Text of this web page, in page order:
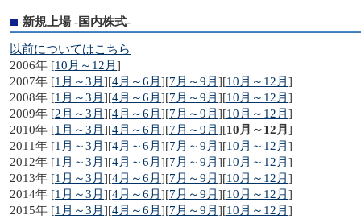
新規上場 -国内株式-
以前についてはこちら
2006年 [10月～12月 ]
2007年 [1月～3月 ][4月～6月 ][7月～9月 ][10月～12月 ]
2008年 [1月～3月 ][4月～6月 ][7月～9月 ][10月～12月 ]
2009年 [2月～3月 ][4月～6月 ][7月～9月 ][10月～12月 ]
2010年 [1月～3月 ][4月～6月 ][7月～9月 ][10月～12月 ]
2011年 [1月～3月 ][4月～6月 ][7月～9月 ][10月～12月 ]
2012年 [1月～3月 ][4月～6月 ][7月～9月 ][10月～12月 ]
2013年 [1月～3月 ][4月～6月 ][7月～9月 ][10月～12月 ]
2014年 [1月～3月 ][4月～6月 ][7月～9月 ][10月～12月 ]
2015年 [1月～3月 ][4月～6月 ][7月～9月 ][10月～12月 ]